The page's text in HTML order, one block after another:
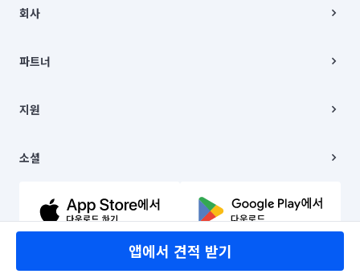
앱에서 견적 받기
00019 |
주소 | 본사: 서울특별시 종로구 율곡로 6(중학동, 트윈트리빌딩) B동 5층
컨택센터 : 서울특별시 종로구 수송동 율곡로 24, 7층, 8층 미소
상품, 상품정보, 거래에 관한 의무와 책임은 거래당사자에게 있습니다.
언론 보도 관련 문의:
© 유한회사 미소. Miso, Inc. All Rights Reserved.
회사
채용
파트너
이사
지원
이용약관
문의하기
소셜
유튜브